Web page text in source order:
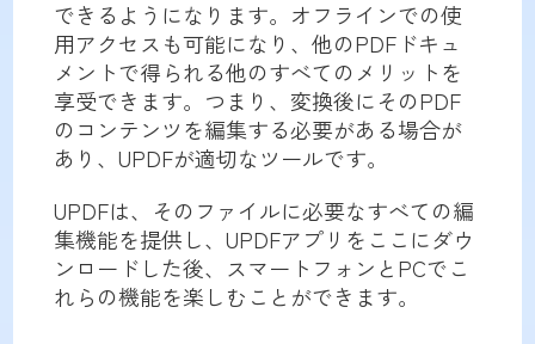
できるようになります。オフラインでの使
用アクセスも可能になり、他のPDFドキュ
メントで得られる他のすべてのメリットを
享受できます。つまり、変換後にそのPDF
のコンテンツを編集する必要がある場合が
あり、UPDFが適切なツールです。
UPDFは、そのファイルに必要なすべての編
集機能を提供し、UPDFアプリをここにダウ
ンロードした後、スマートフォンとPCでこ
れらの機能を楽しむことができます。